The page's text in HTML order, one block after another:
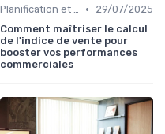
Planification et stratégie de vente •
29/07/2025
Comment maîtriser le calcul
de l'indice de vente pour
booster vos performances
commerciales